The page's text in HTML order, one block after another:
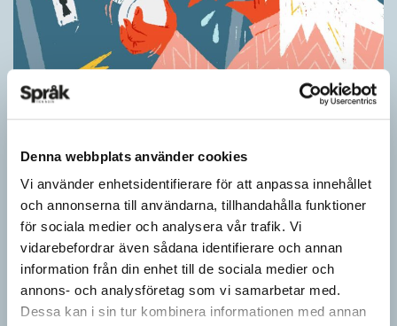
Denna webbplats använder cookies
Vi använder enhetsidentifierare för att anpassa innehållet
och annonserna till användarna, tillhandahålla funktioner
för sociala medier och analysera vår trafik. Vi
vidarebefordrar även sådana identifierare och annan
information från din enhet till de sociala medier och
annons- och analysföretag som vi samarbetar med.
Dessa kan i sin tur kombinera informationen med annan
Ordens umgänge avslöjar betydelsen
”Du kan begripa ett ord genom att titta på vilka det umgås med”
– ungefär så sa den brittiske språkvetaren John Rupert Firth
(1890–1960) om…